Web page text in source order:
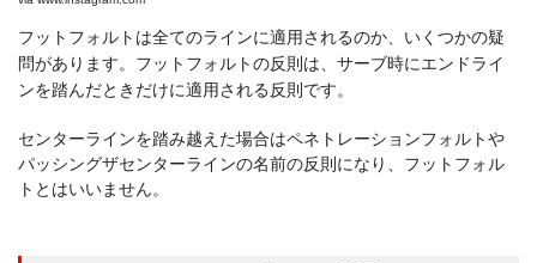
フットフォルトは全てのラインに適用されるのか、いくつかの疑
問があります。フットフォルトの反則は、サーブ時にエンドライ
ンを踏んだときだけに適用される反則です。
センターラインを踏み越えた場合はペネトレーションフォルトや
パッシングザセンターラインの名前の反則になり、フットフォル
トとはいいません。